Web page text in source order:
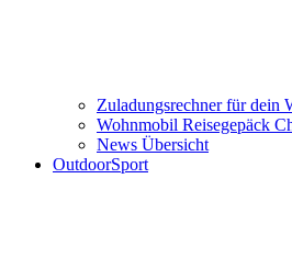
Zuladungsrechner für dein
Wohnmobil Reisegepäck
News Übersicht
OutdoorSport